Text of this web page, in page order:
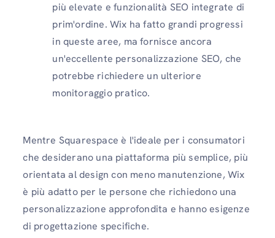
più elevate e funzionalità SEO integrate di
prim'ordine. Wix ha fatto grandi progressi
in queste aree, ma fornisce ancora
un'eccellente personalizzazione SEO, che
potrebbe richiedere un ulteriore
monitoraggio pratico.
Mentre Squarespace è l'ideale per i consumatori
che desiderano una piattaforma più semplice, più
orientata al design con meno manutenzione, Wix
è più adatto per le persone che richiedono una
personalizzazione approfondita e hanno esigenze
di progettazione specifiche.